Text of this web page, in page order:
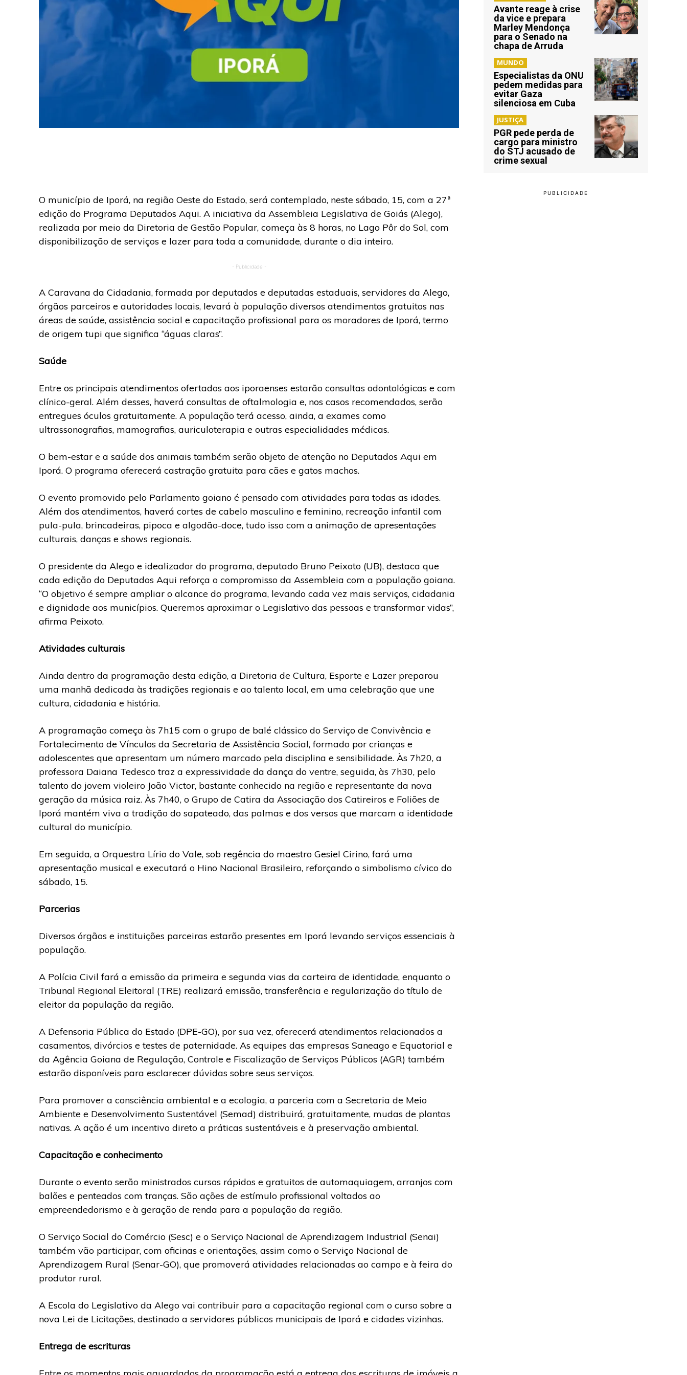
O município de Iporá, na região Oeste do Estado, será contemplado, neste sábado, 15, com a 27ª
edição do Programa Deputados Aqui. A iniciativa da Assembleia Legislativa de Goiás (Alego),
realizada por meio da Diretoria de Gestão Popular, começa às 8 horas, no Lago Pôr do Sol, com
disponibilização de serviços e lazer para toda a comunidade, durante o dia inteiro.
- Publicidade -
A Caravana da Cidadania, formada por deputados e deputadas estaduais, servidores da Alego,
órgãos parceiros e autoridades locais, levará à população diversos atendimentos gratuitos nas
áreas de saúde, assistência social e capacitação profissional para os moradores de Iporá, termo
de origem tupi que significa “águas claras”.
Saúde
Entre os principais atendimentos ofertados aos iporaenses estarão consultas odontológicas e com
clínico-geral. Além desses, haverá consultas de oftalmologia e, nos casos recomendados, serão
entregues óculos gratuitamente. A população terá acesso, ainda, a exames como
ultrassonografias, mamografias, auriculoterapia e outras especialidades médicas.
O bem-estar e a saúde dos animais também serão objeto de atenção no Deputados Aqui em
Iporá. O programa oferecerá castração gratuita para cães e gatos machos.
O evento promovido pelo Parlamento goiano é pensado com atividades para todas as idades.
Além dos atendimentos, haverá cortes de cabelo masculino e feminino, recreação infantil com
pula-pula, brincadeiras, pipoca e algodão-doce, tudo isso com a animação de apresentações
culturais, danças e shows regionais.
O presidente da Alego e idealizador do programa, deputado Bruno Peixoto (UB), destaca que
cada edição do Deputados Aqui reforça o compromisso da Assembleia com a população goiana.
“O objetivo é sempre ampliar o alcance do programa, levando cada vez mais serviços, cidadania
e dignidade aos municípios. Queremos aproximar o Legislativo das pessoas e transformar vidas”,
afirma Peixoto.
Atividades culturais
Ainda dentro da programação desta edição, a Diretoria de Cultura, Esporte e Lazer preparou
uma manhã dedicada às tradições regionais e ao talento local, em uma celebração que une
cultura, cidadania e história.
A programação começa às 7h15 com o grupo de balé clássico do Serviço de Convivência e
Fortalecimento de Vínculos da Secretaria de Assistência Social, formado por crianças e
adolescentes que apresentam um número marcado pela disciplina e sensibilidade. Às 7h20, a
professora Daiana Tedesco traz a expressividade da dança do ventre, seguida, às 7h30, pelo
talento do jovem violeiro João Victor, bastante conhecido na região e representante da nova
geração da música raiz. Às 7h40, o Grupo de Catira da Associação dos Catireiros e Foliões de
Iporá mantém viva a tradição do sapateado, das palmas e dos versos que marcam a identidade
cultural do município.
Em seguida, a Orquestra Lírio do Vale, sob regência do maestro Gesiel Cirino, fará uma
apresentação musical e executará o Hino Nacional Brasileiro, reforçando o simbolismo cívico do
sábado, 15.
Parcerias
Diversos órgãos e instituições parceiras estarão presentes em Iporá levando serviços essenciais à
população.
A Polícia Civil fará a emissão da primeira e segunda vias da carteira de identidade, enquanto o
Tribunal Regional Eleitoral (TRE) realizará emissão, transferência e regularização do título de
eleitor da população da região.
A Defensoria Pública do Estado (DPE-GO), por sua vez, oferecerá atendimentos relacionados a
casamentos, divórcios e testes de paternidade. As equipes das empresas Saneago e Equatorial e
da Agência Goiana de Regulação, Controle e Fiscalização de Serviços Públicos (AGR) também
estarão disponíveis para esclarecer dúvidas sobre seus serviços.
Para promover a consciência ambiental e a ecologia, a parceria com a Secretaria de Meio
Ambiente e Desenvolvimento Sustentável (Semad) distribuirá, gratuitamente, mudas de plantas
nativas. A ação é um incentivo direto a práticas sustentáveis e à preservação ambiental.
Capacitação e conhecimento
Durante o evento serão ministrados cursos rápidos e gratuitos de automaquiagem, arranjos com
balões e penteados com tranças. São ações de estímulo profissional voltados ao
empreendedorismo e à geração de renda para a população da região.
O Serviço Social do Comércio (Sesc) e o Serviço Nacional de Aprendizagem Industrial (Senai)
também vão participar, com oficinas e orientações, assim como o Serviço Nacional de
Aprendizagem Rural (Senar-GO), que promoverá atividades relacionadas ao campo e à feira do
produtor rural.
A Escola do Legislativo da Alego vai contribuir para a capacitação regional com o curso sobre a
nova Lei de Licitações, destinado a servidores públicos municipais de Iporá e cidades vizinhas.
Entrega de escrituras
Avante reage à crise
da vice e prepara
Marley Mendonça
para o Senado na
chapa de Arruda
MUNDO
Especialistas da ONU
pedem medidas para
evitar Gaza
silenciosa em Cuba
JUSTIÇA
PGR pede perda de
cargo para ministro
do STJ acusado de
crime sexual